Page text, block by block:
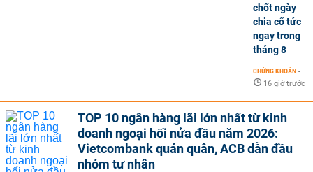
chốt ngày
chia cổ tức
ngay trong
tháng 8
CHỨNG KHOÁN -
16 giờ trước
TOP 10 ngân hàng lãi lớn nhất từ kinh
doanh ngoại hối nửa đầu năm 2026:
Vietcombank quán quân, ACB dẫn đầu
nhóm tư nhân